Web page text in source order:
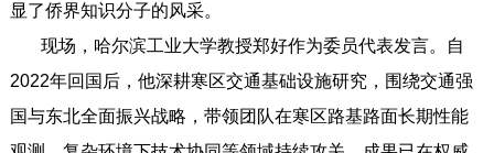
显了侨界知识分子的风采。
现场，哈尔滨工业大学教授郑好作为委员代表发言。自
2022年回国后，他深耕寒区交通基础设施研究，围绕交通强
国与东北全面振兴战略，带领团队在寒区路基路面长期性能